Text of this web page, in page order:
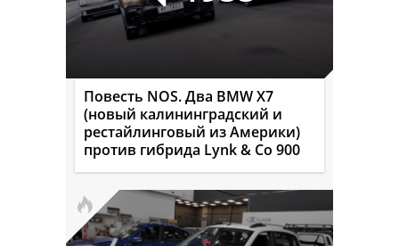
Повесть NOS. Два BMW X7
(новый калининградский и
рестайлинговый из Америки)
против гибрида Lynk & Co 900